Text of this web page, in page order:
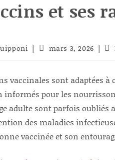
et ses
Publication
mars 3, 2026
vaccinales sont adaptées à
informés pour les
adulte sont parfois oubliés
des maladies
vaccinée et son